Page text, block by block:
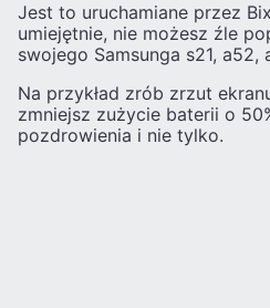
Jest to uruchamiane przez
umiejętnie, nie możesz źle
swojego Samsunga s21, a52,
Na przykład zrób zrzut
zmniejsz zużycie baterii o
pozdrowienia i nie tylko.